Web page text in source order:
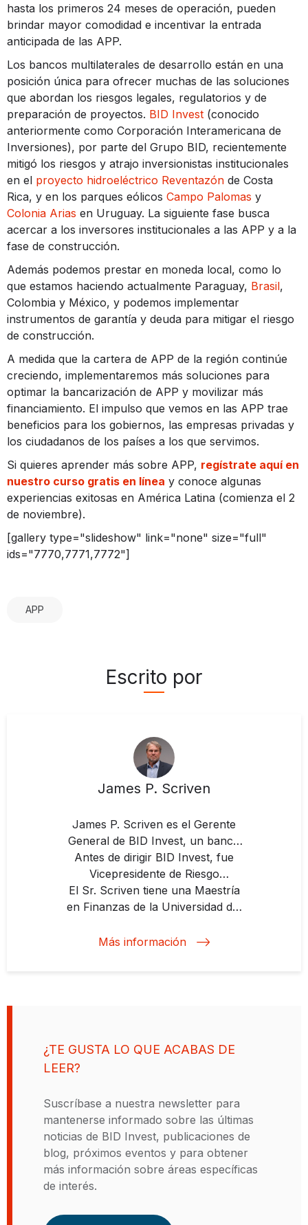
hasta los primeros 24 meses de operación, pueden
brindar mayor comodidad e incentivar la entrada
anticipada de las APP.
Los bancos multilaterales de desarrollo están en una
posición única para ofrecer muchas de las soluciones
que abordan los riesgos legales, regulatorios y de
preparación de proyectos. BID Invest (conocido
anteriormente como Corporación Interamericana de
Inversiones), por parte del Grupo BID, recientemente
mitigó los riesgos y atrajo inversionistas institucionales
en el proyecto hidroeléctrico Reventazón de Costa
Rica, y en los parques eólicos Campo Palomas y
Colonia Arias en Uruguay. La siguiente fase busca
acercar a los inversores institucionales a las APP y a la
fase de construcción.
Además podemos prestar en moneda local, como lo
que estamos haciendo actualmente Paraguay, Brasil,
Colombia y México, y podemos implementar
instrumentos de garantía y deuda para mitigar el riesgo
de construcción.
A medida que la cartera de APP de la región continúe
creciendo, implementaremos más soluciones para
optimar la bancarización de APP y movilizar más
financiamiento. El impulso que vemos en las APP trae
beneficios para los gobiernos, las empresas privadas y
los ciudadanos de los países a los que servimos.
Si quieres aprender más sobre APP, regístrate aquí en
nuestro curso gratis en línea y conoce algunas
experiencias exitosas en América Latina (comienza el 2
de noviembre).
[gallery type="slideshow" link="none" size="full"
ids="7770,7771,7772"]
APP
Escrito por
James P. Scriven
James P. Scriven es el Gerente
General de BID Invest, un banco
multilateral de desarrollo dedicado
a impulsar el crecimiento
sostenible en América Latina y el
Caribe a través del sector privado.
nacionalidad, argentina y británica,
Antes de dirigir BID Invest, fue
Vicepresidente de Riesgo
Corporativo y Sostenibilidad de la
Corporación Financiera
en inglés), donde ocupó varias
El Sr. Scriven tiene una Maestría
en Finanzas de la Universidad del
Macroeconómicos de Argentina, y
Más información
¿TE GUSTA LO QUE ACABAS DE
LEER?
Suscríbase a nuestra newsletter para
mantenerse informado sobre las últimas
noticias de BID Invest, publicaciones de
blog, próximos eventos y para obtener
más información sobre áreas específicas
de interés.